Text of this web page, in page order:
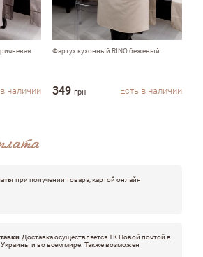
наличии
Фартух кухонный RINO бежевый
349 грн Есть в наличии
при получении товара, картой онлайн
Доставка осуществляется ТК Новой почтой в
и во всем мире. Также возможен